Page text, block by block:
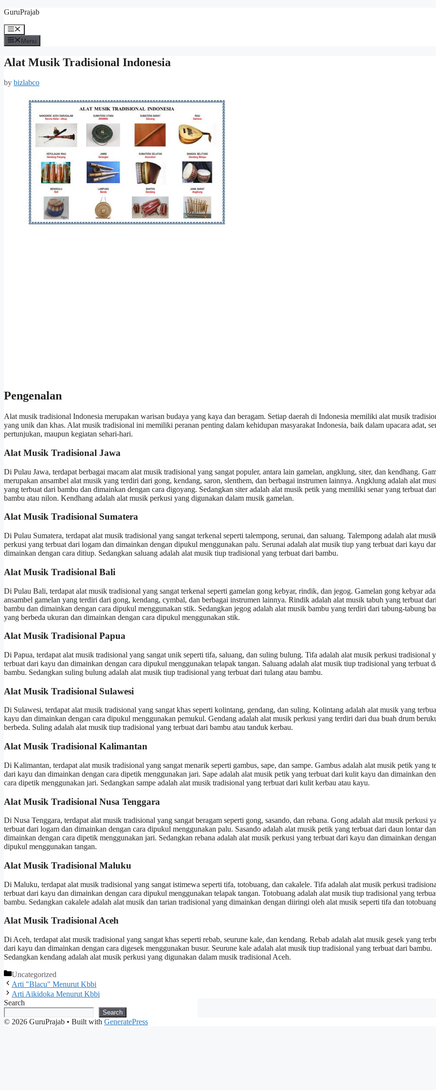
Skip
content
GuruPrajab
Menu
Menu
Alat Musik Tradisional Indonesia
by bizlabco
Pengenalan
Alat musik tradisional Indonesia merupakan warisan budaya yang kaya dan beragam. Setiap daerah di Indonesia memiliki alat musik
yang unik dan khas. Alat musik tradisional ini memiliki peranan penting dalam kehidupan masyarakat Indonesia, baik dalam upacara adat,
pertunjukan, maupun kegiatan sehari-hari.
Alat Musik Tradisional Jawa
Di Pulau Jawa, terdapat berbagai macam alat musik tradisional yang sangat populer, antara lain gamelan, angklung, siter, dan kendhang.
merupakan ansambel alat musik yang terdiri dari gong, kendang, saron, slenthem, dan berbagai instrumen lainnya. Angklung adalah alat
yang terbuat dari bambu dan dimainkan dengan cara digoyang. Sedangkan siter adalah alat musik petik yang memiliki senar yang terbuat dari
bambu atau nilon. Kendhang adalah alat musik perkusi yang digunakan dalam musik gamelan.
Alat Musik Tradisional Sumatera
Di Pulau Sumatera, terdapat alat musik tradisional yang sangat terkenal seperti talempong, serunai, dan saluang. Talempong adalah alat
perkusi yang terbuat dari logam dan dimainkan dengan dipukul menggunakan palu. Serunai adalah alat musik tiup yang terbuat dari kayu
dimainkan dengan cara ditiup. Sedangkan saluang adalah alat musik tiup tradisional yang terbuat dari bambu.
Alat Musik Tradisional Bali
Di Pulau Bali, terdapat alat musik tradisional yang sangat terkenal seperti gamelan gong kebyar, rindik, dan jegog. Gamelan gong kebyar
ansambel gamelan yang terdiri dari gong, kendang, cymbal, dan berbagai instrumen lainnya. Rindik adalah alat musik tabuh yang terbuat dari
bambu dan dimainkan dengan cara dipukul menggunakan stik. Sedangkan jegog adalah alat musik bambu yang terdiri dari tabung-tabung
yang berbeda ukuran dan dimainkan dengan cara dipukul menggunakan stik.
Alat Musik Tradisional Papua
Di Papua, terdapat alat musik tradisional yang sangat unik seperti tifa, saluang, dan suling bulung. Tifa adalah alat musik perkusi tradisional
terbuat dari kayu dan dimainkan dengan cara dipukul menggunakan telapak tangan. Saluang adalah alat musik tiup tradisional yang terbuat
bambu. Sedangkan suling bulung adalah alat musik tiup tradisional yang terbuat dari tulang atau bambu.
Alat Musik Tradisional Sulawesi
Di Sulawesi, terdapat alat musik tradisional yang sangat khas seperti kolintang, gendang, dan suling. Kolintang adalah alat musik yang
kayu dan dimainkan dengan cara dipukul menggunakan pemukul. Gendang adalah alat musik perkusi yang terdiri dari dua buah drum
berbeda. Suling adalah alat musik tiup tradisional yang terbuat dari bambu atau tanduk kerbau.
Alat Musik Tradisional Kalimantan
Di Kalimantan, terdapat alat musik tradisional yang sangat menarik seperti gambus, sape, dan sampe. Gambus adalah alat musik petik yang
dari kayu dan dimainkan dengan cara dipetik menggunakan jari. Sape adalah alat musik petik yang terbuat dari kulit kayu dan dimainkan
cara dipetik menggunakan jari. Sedangkan sampe adalah alat musik tradisional yang terbuat dari kulit kerbau atau kayu.
Alat Musik Tradisional Nusa Tenggara
Di Nusa Tenggara, terdapat alat musik tradisional yang sangat beragam seperti gong, sasando, dan rebana. Gong adalah alat musik perkusi
terbuat dari logam dan dimainkan dengan cara dipukul menggunakan palu. Sasando adalah alat musik petik yang terbuat dari daun lontar dan
dimainkan dengan cara dipetik menggunakan jari. Sedangkan rebana adalah alat musik perkusi yang terbuat dari kayu dan dimainkan
dipukul menggunakan tangan.
Alat Musik Tradisional Maluku
Di Maluku, terdapat alat musik tradisional yang sangat istimewa seperti tifa, totobuang, dan cakalele. Tifa adalah alat musik perkusi
terbuat dari kayu dan dimainkan dengan cara dipukul menggunakan telapak tangan. Totobuang adalah alat musik tiup tradisional yang
bambu. Sedangkan cakalele adalah alat musik dan tarian tradisional yang dimainkan dengan diiringi oleh alat musik seperti tifa dan
Alat Musik Tradisional Aceh
Di Aceh, terdapat alat musik tradisional yang sangat khas seperti rebab, seurune kale, dan kendang. Rebab adalah alat musik gesek yang
dari kayu dan dimainkan dengan cara digesek menggunakan busur. Seurune kale adalah alat musik tiup tradisional yang terbuat dari bambu.
Sedangkan kendang adalah alat musik perkusi yang digunakan dalam musik tradisional Aceh.
Categories
Uncategorized
Arti "Blacu" Menurut Kbbi
Arti Aikidoka Menurut Kbbi
Search
Search
© 2026 GuruPrajab • Built with GeneratePress